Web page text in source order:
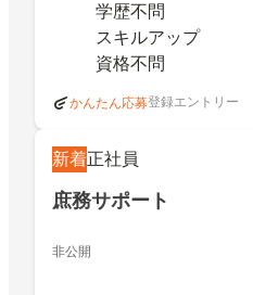
学歴不問
スキルアップ
資格不問
かんたん応募登録エントリー
新着正社員
庶務サポート
非公開